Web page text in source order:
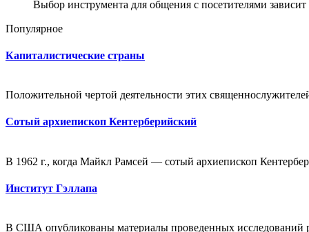
Выбор инструмента для общения с посетителями
Популярное
Капиталистические страны
Положительной чертой деятельности этих
Сотый архиепископ Кентерберийский
В 1962 г., когда Майкл Рамсей — сотый архиепископ
Институт Гэллапа
В США опубликованы материалы проведенных исследований